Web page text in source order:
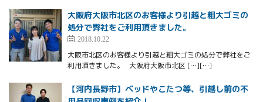
大阪府大阪市北区のお客様より引越と粗大ゴミの
処分で弊社をご利用頂きました。
2018.10.22
大阪市北区のお客様より引越と粗大ゴミの処分で弊社をご
利用頂きました。 大阪府大阪市北区 […][…]
【河内長野市】ベッドやこたつ等、引越し前の不